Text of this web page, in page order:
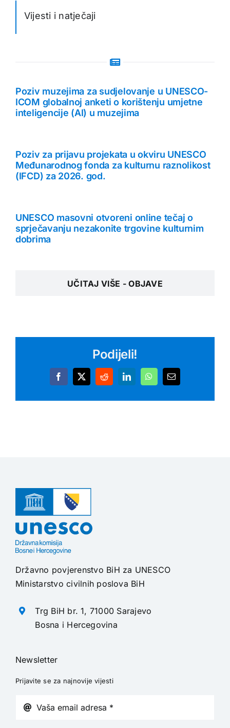
Vijesti i natječaji
Poziv muzejima za sudjelovanje u UNESCO-
ICOM globalnoj anketi o korištenju umjetne
inteligencije (AI) u muzejima
Poziv za prijavu projekata u okviru UNESCO
Međunarodnog fonda za kulturnu raznolikost
(IFCD) za 2026. god.
UNESCO masovni otvoreni online tečaj o
sprječavanju nezakonite trgovine kulturnim
dobrima
UČITAJ VIŠE - OBJAVE
Podijeli!
Facebook
X RedditLinkedInWhatsApp
Email
Državno povjerenstvo BiH za UNESCO
Ministarstvo civilnih poslova BiH
Trg BiH br. 1, 71000 Sarajevo
Bosna i Hercegovina
Newsletter
Prijavite se za najnovije vijesti